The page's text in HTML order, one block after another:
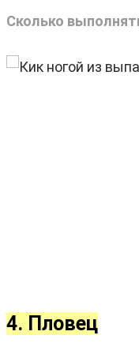
Сколько
4. Пловец